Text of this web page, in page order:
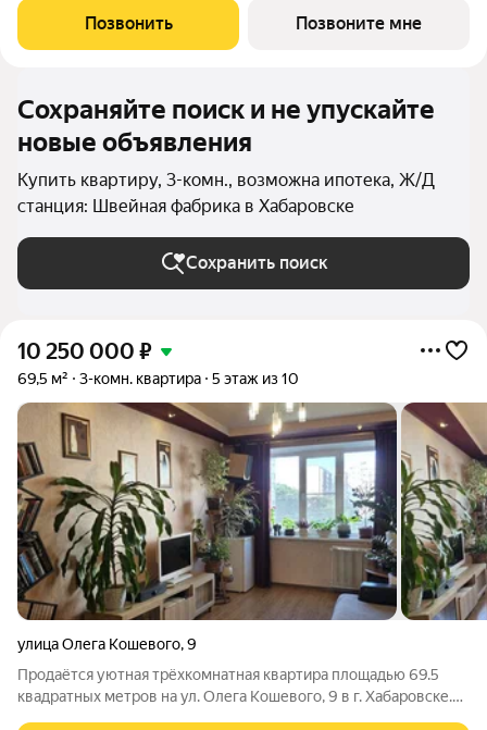
кв.м, кухню-нишу 6,7 кв.м, гостиную 22,2 кв.м, спальню 15,9
кв.м,
Позвонить Позвоните мне
Сохраняйте поиск и не упускайте
новые объявления
Купить квартиру, 3-комн., возможна ипотека, Ж/Д
станция: Швейная фабрика в Хабаровске
Сохранить поиск
10 250 000 ₽
69,5 м² 3-комн. квартира 5 этаж из 10
улица Олега Кошевого,9
Продаётся уютная трёхкомнатная квартира площадью 69.5
квадратных метров на ул. Олега Кошевого, 9 в г. Хабаровске.